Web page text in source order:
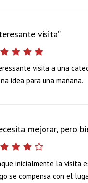
visita
visita a una
idea para una mañana.
mejorar, pero
inicialmente la visita
se compensa con el